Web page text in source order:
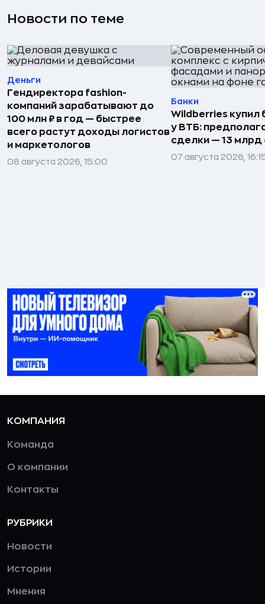
Новости по теме
Деньги
Гендиректора fashion-
компаний зарабатывают до
100 млн ₽ в год — быстрее
всего растут доходы логистов
и маркетологов
08 августа 2026, 15:00
Банки
Wildberries купил
у ВТБ:
сделки — 13 млрд
07 августа 2026,
КОМПАНИЯ
Команда
О компании
Контакты
РУБРИКИ
Новости
Истории
Мнения